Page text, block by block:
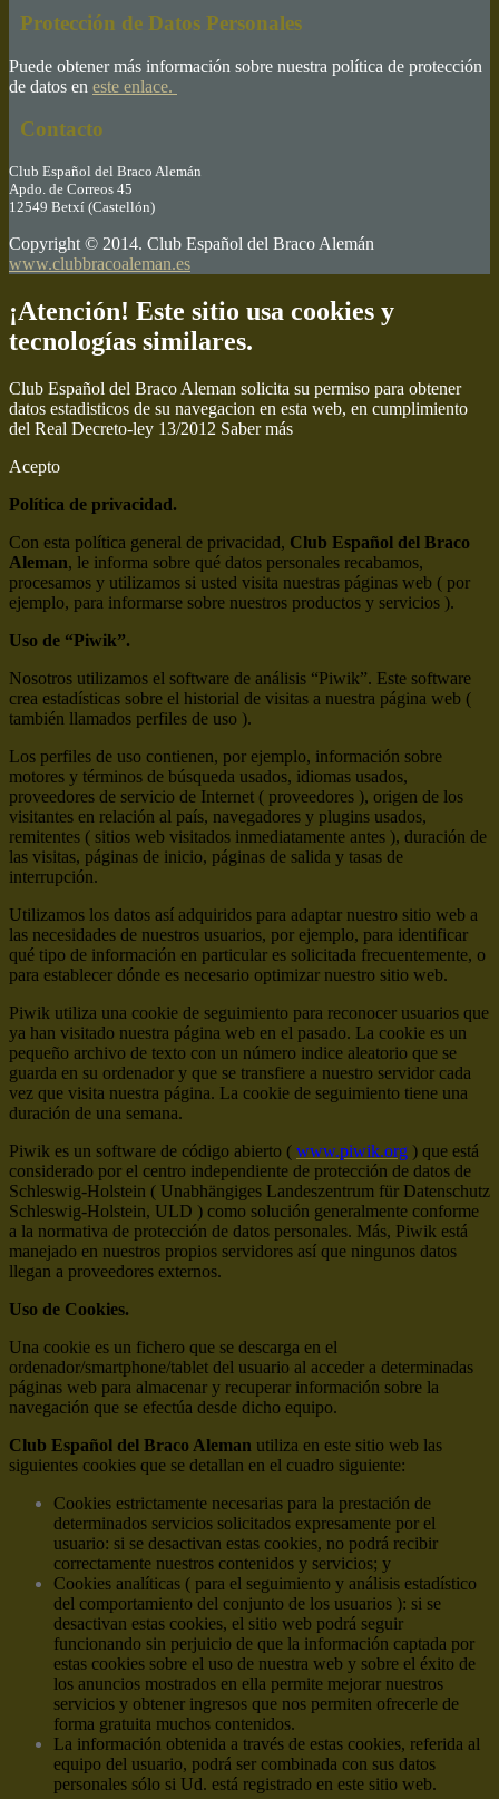
Protección de Datos Personales
Puede obtener más información sobre nuestra política de protección
de datos en este enlace.
Contacto
Club Español del Braco Alemán
Apdo. de Correos 45
12549 Betxí (Castellón)
Copyright © 2014. Club Español del Braco Alemán
www.clubbracoaleman.es
¡Atención! Este sitio usa cookies y
tecnologías similares.
Club Español del Braco Aleman solicita su permiso para obtener
datos estadisticos de su navegacion en esta web, en cumplimiento
del Real Decreto-ley 13/2012 Saber más
Acepto
Política de privacidad.
Con esta política general de privacidad, Club Español del Braco
Aleman, le informa sobre qué datos personales recabamos,
procesamos y utilizamos si usted visita nuestras páginas web ( por
ejemplo, para informarse sobre nuestros productos y servicios ).
Uso de “Piwik”.
Nosotros utilizamos el software de análisis “Piwik”. Este software
crea estadísticas sobre el historial de visitas a nuestra página web (
también llamados perfiles de uso ).
Los perfiles de uso contienen, por ejemplo, información sobre
motores y términos de búsqueda usados, idiomas usados,
proveedores de servicio de Internet ( proveedores ), origen de los
visitantes en relación al país, navegadores y plugins usados,
remitentes ( sitios web visitados inmediatamente antes ), duración de
las visitas, páginas de inicio, páginas de salida y tasas de
interrupción.
Utilizamos los datos así adquiridos para adaptar nuestro sitio web a
las necesidades de nuestros usuarios, por ejemplo, para identificar
qué tipo de información en particular es solicitada frecuentemente, o
para establecer dónde es necesario optimizar nuestro sitio web.
Piwik utiliza una cookie de seguimiento para reconocer usuarios que
ya han visitado nuestra página web en el pasado. La cookie es un
pequeño archivo de texto con un número indice aleatorio que se
guarda en su ordenador y que se transfiere a nuestro servidor cada
vez que visita nuestra página. La cookie de seguimiento tiene una
duración de una semana.
Piwik es un software de código abierto ( www.piwik.org ) que está
considerado por el centro independiente de protección de datos de
Schleswig-Holstein ( Unabhängiges Landeszentrum für Datenschutz
Schleswig-Holstein, ULD ) como solución generalmente conforme
a la normativa de protección de datos personales. Más, Piwik está
manejado en nuestros propios servidores así que ningunos datos
llegan a proveedores externos.
Uso de Cookies.
Una cookie es un fichero que se descarga en el
ordenador/smartphone/tablet del usuario al acceder a determinadas
páginas web para almacenar y recuperar información sobre la
navegación que se efectúa desde dicho equipo.
Club Español del Braco Aleman utiliza en este sitio web las
siguientes cookies que se detallan en el cuadro siguiente:
Cookies estrictamente necesarias para la prestación de
determinados servicios solicitados expresamente por el
usuario: si se desactivan estas cookies, no podrá recibir
correctamente nuestros contenidos y servicios; y
Cookies analíticas ( para el seguimiento y análisis estadístico
del comportamiento del conjunto de los usuarios ): si se
desactivan estas cookies, el sitio web podrá seguir
funcionando sin perjuicio de que la información captada por
estas cookies sobre el uso de nuestra web y sobre el éxito de
los anuncios mostrados en ella permite mejorar nuestros
servicios y obtener ingresos que nos permiten ofrecerle de
forma gratuita muchos contenidos.
La información obtenida a través de estas cookies, referida al
equipo del usuario, podrá ser combinada con sus datos
personales sólo si Ud. está registrado en este sitio web.